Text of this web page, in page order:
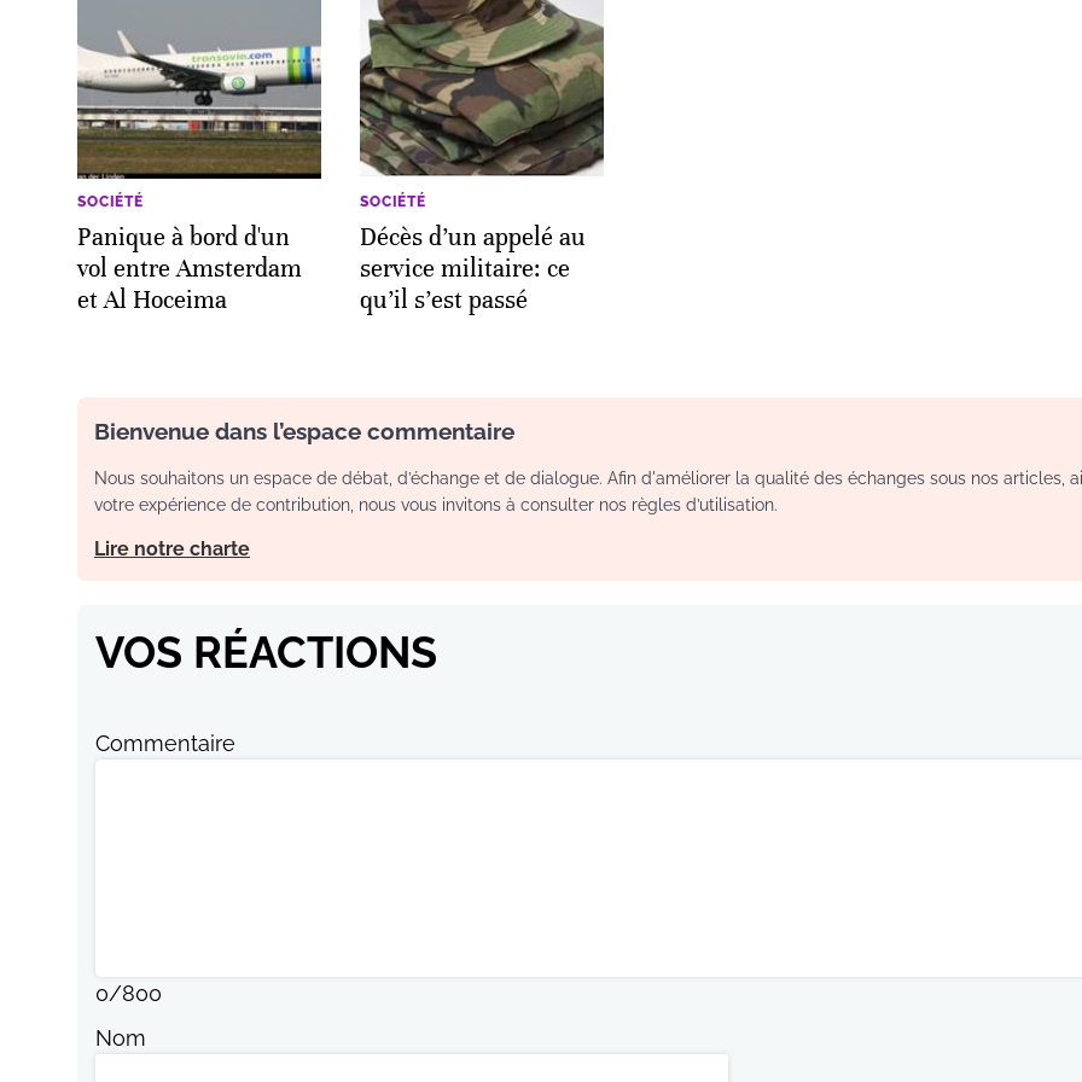
SOCIÉTÉ
Panique à bord d'un
vol entre Amsterdam
et Al Hoceima
SOCIÉTÉ
Décès d’un appelé au
service militaire: ce
qu’il s’est passé
Bienvenue dans l’espace commentaire
Nous souhaitons un espace de débat, d’échange et de dialogue. Afin d'améliorer la qualité des échanges sous nos articles,
votre expérience de contribution, nous vous invitons à consulter nos règles d’utilisation.
Lire notre charte
VOS RÉACTIONS
Commentaire
0/800
Nom